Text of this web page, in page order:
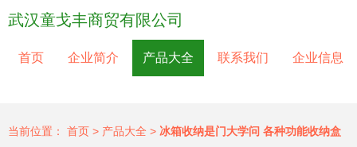
武汉童戈丰商贸有限公司
首页 企业简介 产品大全 联系我们 企业信息
当前位置： 首页 > 产品大全 > 冰箱收纳是门大学问 各种功能收纳盒